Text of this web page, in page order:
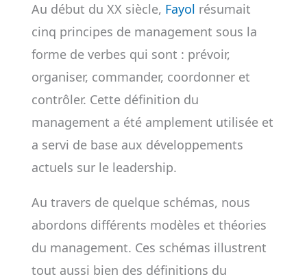
Au début du XX siècle, Fayol résumait
cinq principes de management sous la
forme de verbes qui sont : prévoir,
organiser, commander, coordonner et
contrôler. Cette définition du
management a été amplement utilisée et
a servi de base aux développements
actuels sur le leadership.
Au travers de quelque schémas, nous
abordons différents modèles et théories
du management. Ces schémas illustrent
tout aussi bien des définitions du